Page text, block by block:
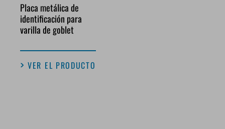
Placa metálica de
identificación para
varilla de goblet
VER EL PRODUCTO